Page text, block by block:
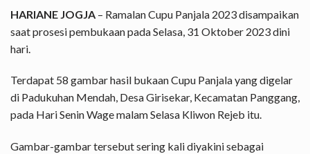
HARIANE JOGJA – RamalanCupu Panjala 2023 disampaikan
saat prosesi pembukaan pada Selasa, 31 Oktober 2023 dini
hari.
Terdapat 58 gambar hasil bukaan Cupu Panjala yang digelar
di Padukuhan Mendah, Desa Girisekar, Kecamatan Panggang,
pada Hari Senin Wage malam Selasa Kliwon Rejeb itu.
Gambar-gambar tersebut sering kali diyakini sebagai